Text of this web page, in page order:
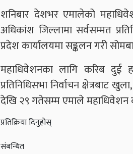
शनिबार देशभर एमालेको
अधिकांश जिल्लामा सर्वसम्मत
प्रदेश कार्यालयमा सङ्कलन गरी
महाधिवेशनका लागि करिब दुई
प्रतिनिधिसभा निर्वाचन क्षेत्रबाट
देखि २९ गतेसम्म एमाले महाधिवेशन
प्रतिक्रिया दिनुहोस्
संबन्धित